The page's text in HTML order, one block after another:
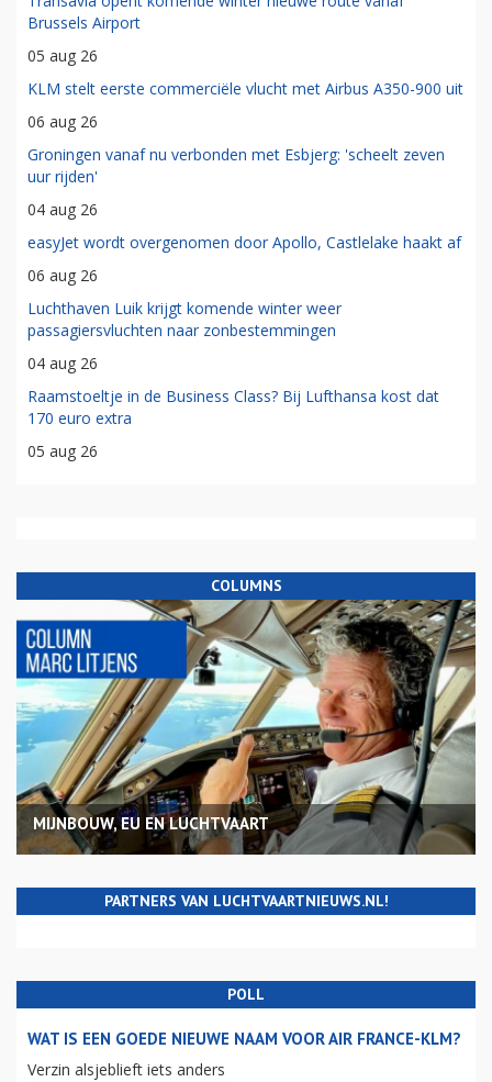
Brussels Airport
05 aug 26
KLM stelt eerste commerciële vlucht met Airbus A350-900 uit
06 aug 26
Groningen vanaf nu verbonden met Esbjerg: 'scheelt zeven
uur rijden'
04 aug 26
easyJet wordt overgenomen door Apollo, Castlelake haakt af
06 aug 26
Luchthaven Luik krijgt komende winter weer
passagiersvluchten naar zonbestemmingen
04 aug 26
Raamstoeltje in de Business Class? Bij Lufthansa kost dat
170 euro extra
05 aug 26
COLUMNS
MIJNBOUW, EU EN LUCHTVAART
PARTNERS VAN LUCHTVAARTNIEUWS.NL!
POLL
WAT IS EEN GOEDE NIEUWE NAAM VOOR AIR FRANCE-KLM?
Verzin alsjeblieft iets anders